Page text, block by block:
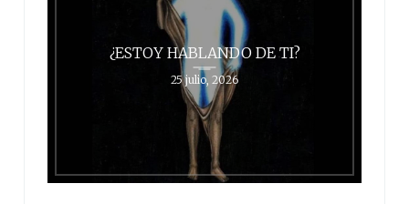
¿ESTOY HABLANDO DE TI?
25 julio, 2026